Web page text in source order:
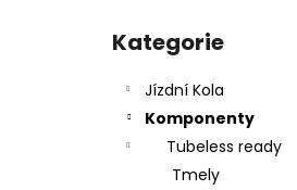
Přeskočit
kategorie
Kategorie
Jízdní Kola
Komponenty
Tubeless ready
Tmely